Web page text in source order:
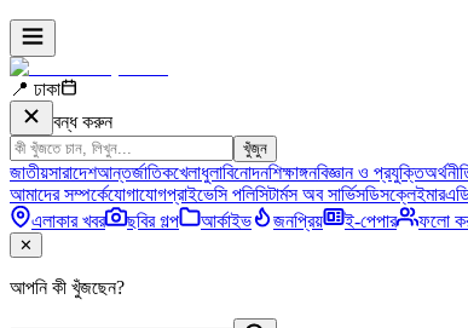
📍 ঢাকা
বন্ধ করুন
খুঁজুন
জাতীয়সারাদেশআন্তর্জাতিকখেলাধুলাবিনোদনশিক্ষাঙ্গনবিজ্ঞান ও প্রযুক্তি
আমাদের সম্পর্কেযোগাযোগপ্রাইভেসি পলিসিটার্মস অব সার্ভিসডিসক্লেইমার
এলাকার খবর
ছবির গল্প আর্কাইভ জনপ্রিয় ই-পেপার ফলো
✕
আপনি কী খুঁজছেন?